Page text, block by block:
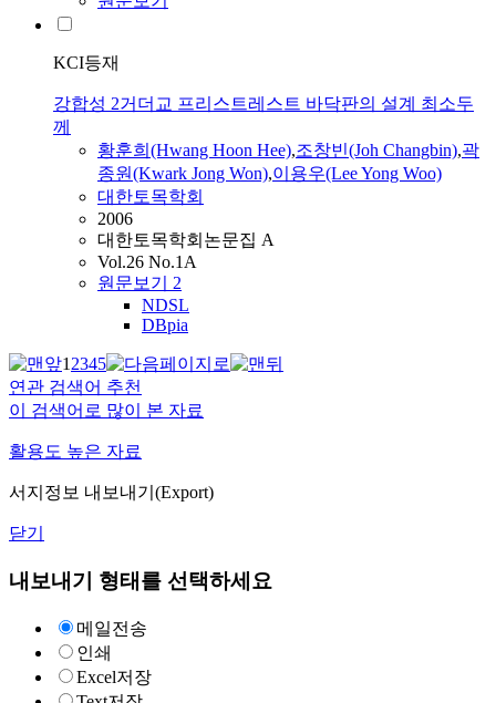
KCI등재
강합성 2거더교 프리스트레스트 바닥판의 설계 최소두
께
황훈희(Hwang Hoon Hee),조창빈(Joh Changbin),곽
종원(Kwark Jong Won),이용우(Lee Yong Woo)
대한토목학회
2006
대한토목학회논문집 A
Vol.26 No.1A
원문보기 2
NDSL
DBpia
12345
연관 검색어 추천
이 검색어로 많이 본 자료
활용도 높은 자료
서지정보 내보내기(Export)
닫기
내보내기 형태를 선택하세요
메일전송
인쇄
Excel저장